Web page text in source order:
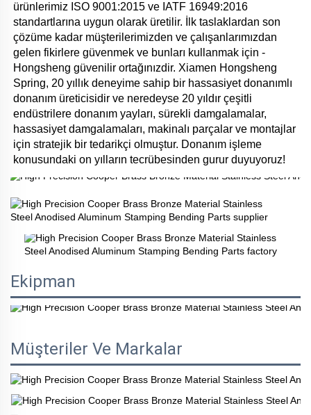
ürünlerimiz ISO 9001:2015 ve IATF 16949:2016
standartlarına uygun olarak üretilir. İlk taslaklardan son
çözüme kadar müşterilerimizden ve çalışanlarımızdan
gelen fikirlere güvenmek ve bunları kullanmak için -
Hongsheng güvenilir ortağınızdir. Xiamen Hongsheng
Spring, 20 yıllık deneyime sahip bir hassasiyet donanımlı
donanım üreticisidir ve neredeyse 20 yıldır çeşitli
endüstrilere donanım yayları, sürekli damgalamalar,
hassasiyet damgalamaları, makinalı parçalar ve montajlar
için stratejik bir tedarikçi olmuştur. Donanım işleme
konusundaki on yılların tecrübesinden gurur duyuyoruz!
Ekipman
Müşteriler Ve Markalar